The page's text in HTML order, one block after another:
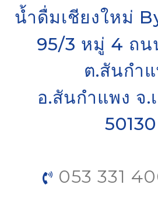
น้ำดื่มเชียงใหม่
95/3 หมู่ 4 ถน
ต.สันกำ
อ.สันกำแพง จ.
50130
053 331